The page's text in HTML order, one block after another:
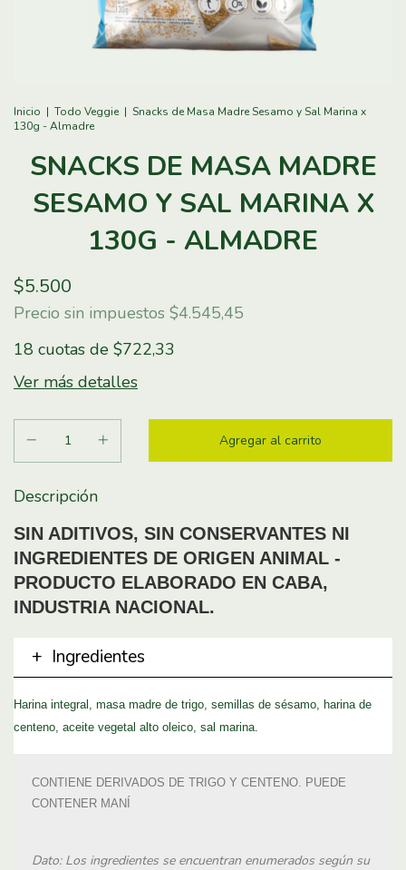
Inicio | Todo Veggie | Snacks de Masa Madre Sesamo y Sal Marina x
130g - Almadre
SNACKS DE MASA MADRE
SESAMO Y SAL MARINA X
130G - ALMADRE
$5.500
Precio sin impuestos $4.545,45
18 cuotas de $722,33
Ver más detalles
Descripción
SIN ADITIVOS, SIN CONSERVANTES NI
INGREDIENTES DE ORIGEN ANIMAL -
PRODUCTO ELABORADO EN CABA,
INDUSTRIA NACIONAL.
Ingredientes
Harina integral, masa madre de trigo, semillas de sésamo, harina de
centeno, aceite vegetal alto oleico, sal marina.
CONTIENE DERIVADOS DE TRIGO Y CENTENO. PUEDE
CONTENER MANÍ
Dato: Los ingredientes se encuentran enumerados según su